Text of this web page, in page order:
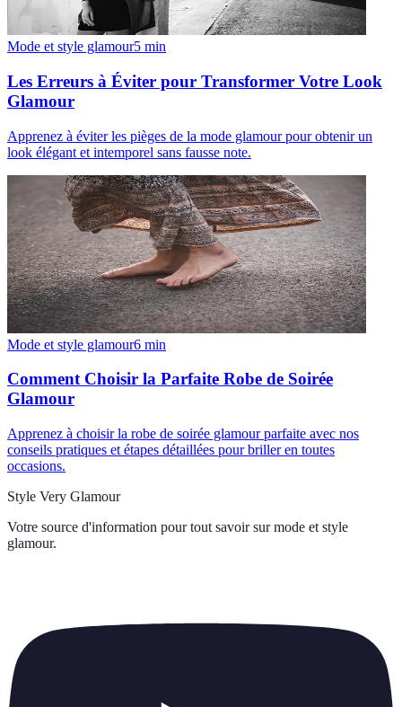
Mode et style glamour5 min
Les Erreurs à Éviter pour Transformer Votre Look
Glamour
Apprenez à éviter les pièges de la mode glamour pour obtenir un
look élégant et intemporel sans fausse note.
Mode et style glamour6 min
Comment Choisir la Parfaite Robe de Soirée
Glamour
Apprenez à choisir la robe de soirée glamour parfaite avec nos
conseils pratiques et étapes détaillées pour briller en toutes
occasions.
Style Very Glamour
Votre source d'information pour tout savoir sur mode et style
glamour.